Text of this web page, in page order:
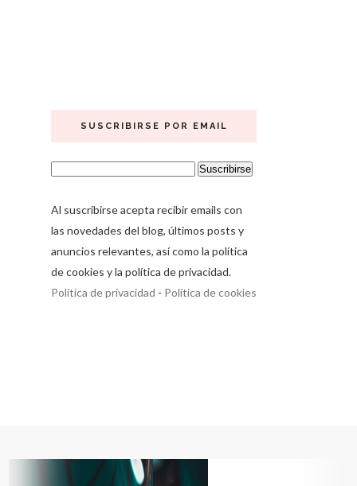
SUSCRIBIRSE POR EMAIL
Al suscribirse acepta recibir emails con
las novedades del blog, últimos posts y
anuncios relevantes, así como la política
de cookies y la política de privacidad.
Política de privacidad - Política de cookies